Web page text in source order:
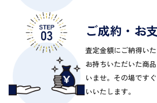
ご成約・お
査定金額にご納得いた
お持ちいただいた商
いませ。その場です
いいたします。